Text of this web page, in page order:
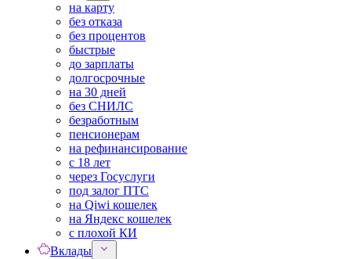
на карту
без отказа
без процентов
быстрые
до зарплаты
долгосрочные
на 30 дней
без СНИЛС
безработным
пенсионерам
на рефинансирование
с 18 лет
через Госуслуги
под залог ПТС
на Qiwi кошелек
на Яндекс кошелек
с плохой КИ
Вклады